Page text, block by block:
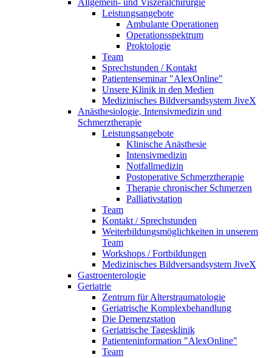
Allgemein- und Viszeralchirurgie
Leistungsangebote
Ambulante Operationen
Operationsspektrum
Proktologie
Team
Sprechstunden / Kontakt
Patientenseminar "AlexOnline"
Unsere Klinik in den Medien
Medizinisches Bildversandsystem JiveX
Anästhesiologie, Intensivmedizin und
Schmerztherapie
Leistungsangebote
Klinische Anästhesie
Intensivmedizin
Notfallmedizin
Postoperative Schmerztherapie
Therapie chronischer Schmerzen
Palliativstation
Team
Kontakt / Sprechstunden
Weiterbildungsmöglichkeiten in unserem
Team
Workshops / Fortbildungen
Medizinisches Bildversandsystem JiveX
Gastroenterologie
Geriatrie
Zentrum für Alterstraumatologie
Geriatrische Komplexbehandlung
Die Demenzstation
Geriatrische Tagesklinik
Patienteninformation "AlexOnline"
Team